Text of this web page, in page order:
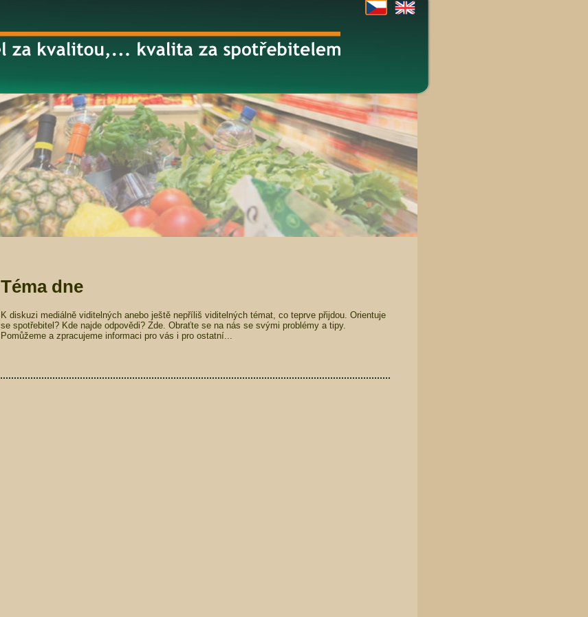
Téma dne
K diskuzi mediálně viditelných anebo ještě nepříliš viditelných témat, co teprve přijdou. Orientuje
se spotřebitel? Kde najde odpovědi? Zde. Obraťte se na nás se svými problémy a tipy.
Pomůžeme a zpracujeme informaci pro vás i pro ostatní...